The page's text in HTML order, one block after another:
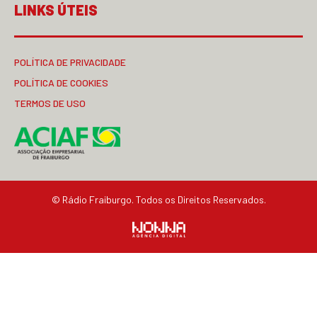
LINKS ÚTEIS
POLÍTICA DE PRIVACIDADE
POLÍTICA DE COOKIES
TERMOS DE USO
© Rádio Fraiburgo. Todos os Direitos Reservados.